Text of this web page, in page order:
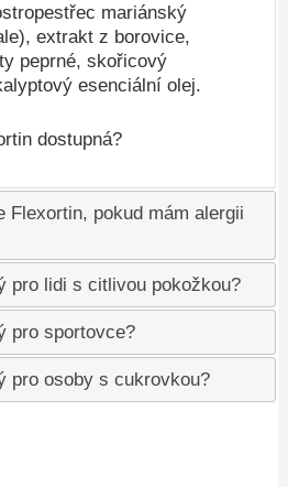
mariánský
extrakt z borovice,
peprné, skořicový
esenciální olej.
dostupná?
Flexortin, pokud mám alergii
pro lidi s citlivou pokožkou?
pro sportovce?
pro osoby s cukrovkou?